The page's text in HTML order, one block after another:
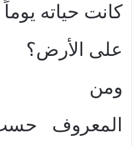
كانت حياته يوماً
على الأرض؟‍‍‍‍
ومن
المعروف